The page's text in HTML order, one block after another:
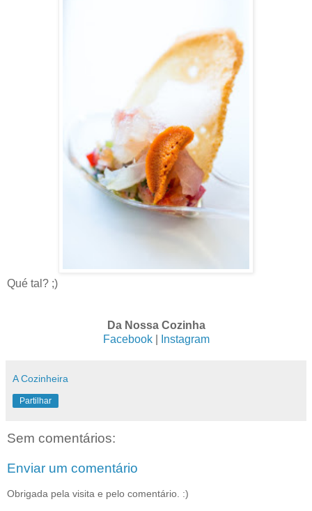
Qué tal? ;)
Da Nossa Cozinha
Facebook| Instagram
A Cozinheira
Partilhar
Sem comentários:
Enviar um comentário
Obrigada pela visita e pelo comentário. :)